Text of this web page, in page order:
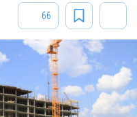
66